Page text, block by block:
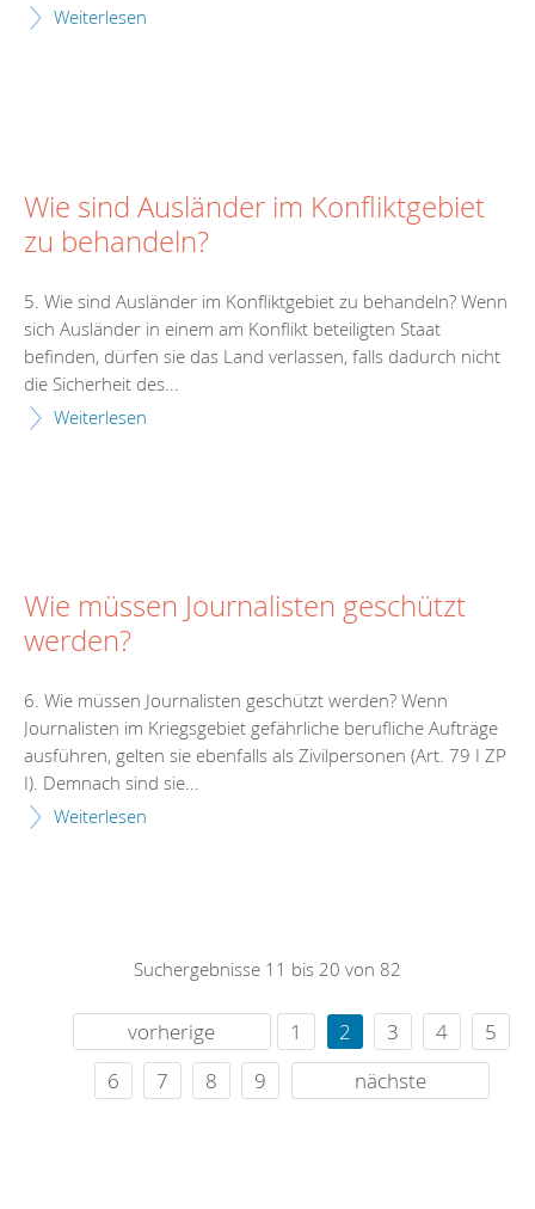
Weiterlesen
Wie sind Ausländer im Konfliktgebiet
zu behandeln?
5. Wie sind Ausländer im Konfliktgebiet zu behandeln? Wenn
sich Ausländer in einem am Konflikt beteiligten Staat
befinden, dürfen sie das Land verlassen, falls dadurch nicht
die Sicherheit des...
Weiterlesen
Wie müssen Journalisten geschützt
werden?
6. Wie müssen Journalisten geschützt werden? Wenn
Journalisten im Kriegsgebiet gefährliche berufliche Aufträge
ausführen, gelten sie ebenfalls als Zivilpersonen (Art. 79 I ZP
I). Demnach sind sie...
Weiterlesen
Suchergebnisse 11 bis 20 von 82
vorherige 1 2 3 4
5
6
7 8 9 nächste